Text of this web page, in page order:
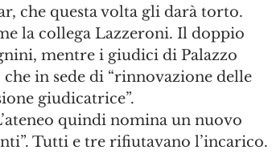
che questa volta gli darà torto.
la collega Lazzeroni. Il doppio
mentre i giudici di Palazzo
in sede di “rinnovazione delle
giudicatrice”.
quindi nomina un nuovo
Tutti e tre rifiutavano l’incarico.